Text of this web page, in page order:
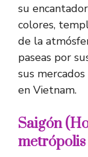
su
colores,
de la
paseas por
sus
en Vietnam.
Saigón
metrópolis